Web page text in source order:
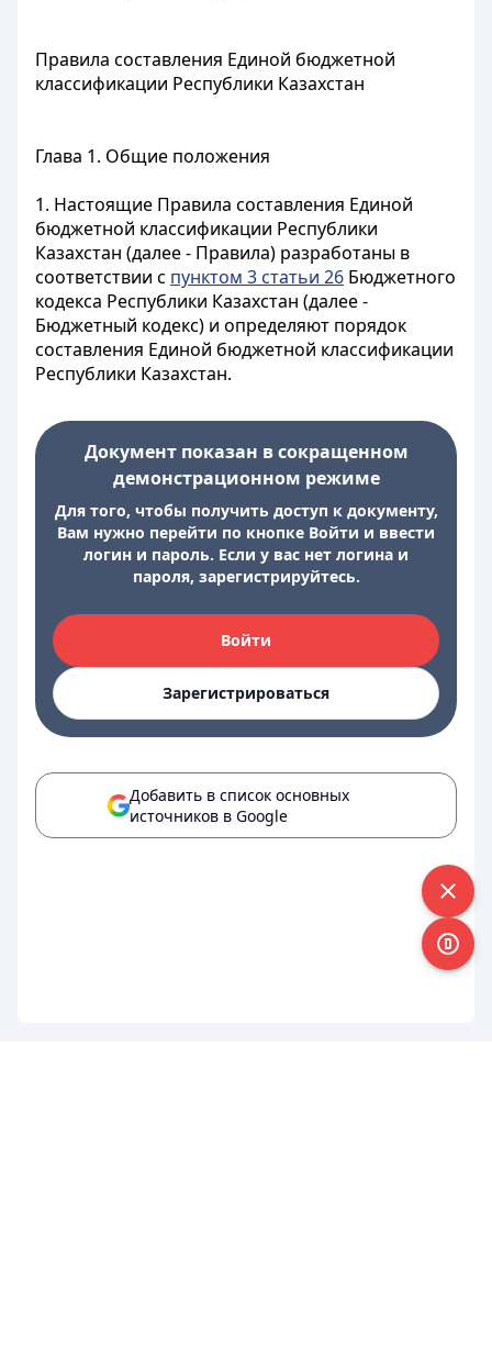
Правила составления Единой бюджетной
классификации Республики Казахстан
Глава 1. Общие положения
1. Настоящие Правила составления Единой
бюджетной классификации Республики
Казахстан (далее - Правила) разработаны в
соответствии с пунктом 3 статьи 26 Бюджетного
кодекса Республики Казахстан (далее -
Бюджетный кодекс) и определяют порядок
составления Единой бюджетной классификации
Республики Казахстан.
Документ показан в сокращенном
демонстрационном режиме
Для того, чтобы получить доступ к документу,
Вам нужно перейти по кнопке Войти и ввести
логин и пароль. Если у вас нет логина и
пароля, зарегистрируйтесь.
Войти
Зарегистрироваться
Добавить в список основных
источников в Google